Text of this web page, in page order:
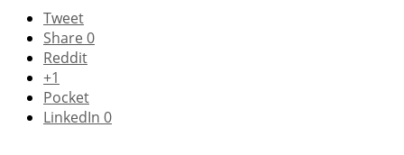
Tweet
Share 0
Reddit
+1
Pocket
LinkedIn 0